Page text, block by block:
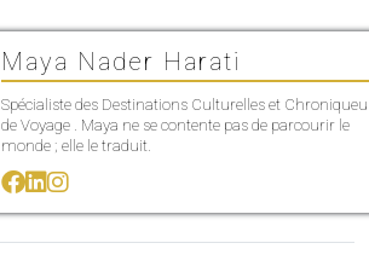
Maya Nader Harati
Spécialiste des Destinations Culturelles et
de Voyage . Maya ne se contente pas de parcourir le
monde ; elle le traduit.